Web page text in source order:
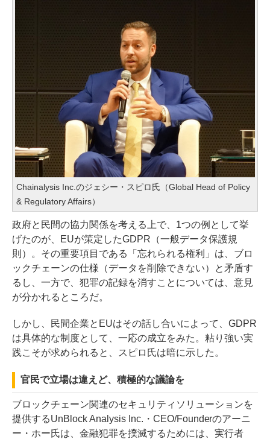
Chainalysis Inc.のジェシー・スピロ氏（Global Head of Policy
& Regulatory Affairs）
政府と民間の協力関係を考える上で、1つの例として挙
げたのが、EUが策定したGDPR（一般データ保護規
則）。その重要項目である「忘れられる権利」は、ブロ
ックチェーンの仕様（データを削除できない）と矛盾す
るし、一方で、犯罪の記録を消すことについては、意見
が分かれるところだ。
しかし、民間企業とEUはその話し合いによって、GDPR
は具体的な制度として、一応の成立をみた。粘り強い実
践こそが求められると、スピロ氏は暗に示した。
官民で立場は違えど、積極的な議論を
ブロックチェーン関連のセキュリティソリューションを
提供するUnBlock Analysis Inc.・CEO/Founderのアーニ
ー・ホー氏は、金融犯罪を撲滅するためには、実行者